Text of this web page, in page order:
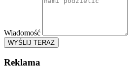
Wiadomość
WYŚLIJ TERAZ
Reklama